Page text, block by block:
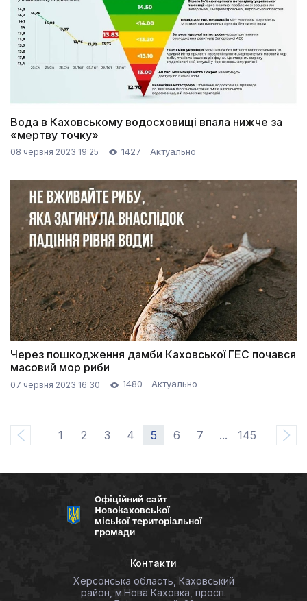
Вода в Каховському водосховищі впала нижче за
«мертву точку»
08 червня 2023 19:25 1427 Актуально
Через пошкодження дамби Каховської ГЕС почався
масовий мор риби
07 червня 2023 16:30 1480 Актуально
1 2 3 4 5 6 7 ... 145
Офіційний сайт
Новокаховської
міської територіальної
громади
Контакти
Херсонська область, Каховський
район, м.Нова Каховка, просп.